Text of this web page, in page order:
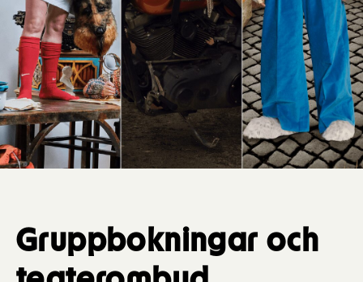
Unga
Presentkort
Tillgänglighet
Frågor & svar
Platskarta
Pedagognätverk & skolgrupper
Företag
Guidning
Aktuellt
Teaterns verksamhet
Ensemble
Historia
Kontaktuppgifter
Jobba hos oss
LOGGA IN
Grupp­­bokningar och